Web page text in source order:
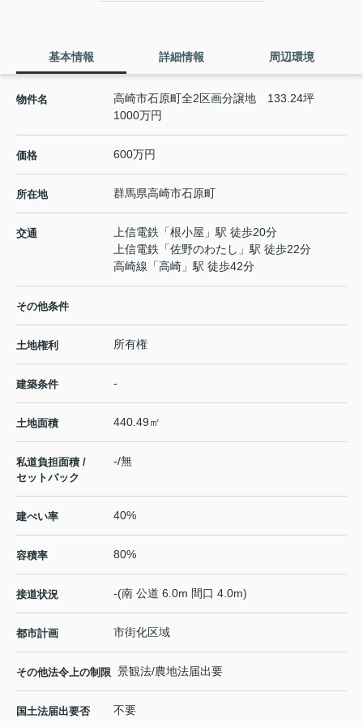
基本情報 詳細情報 周辺環境
物件名
高崎市石原町全2区画分譲地 133.24坪
1000万円
価格 600万円
所在地 群馬県高崎市石原町
交通 上信電鉄 「根小屋 」駅 徒歩20分
上信電鉄 「佐野のわたし 」駅 徒歩22分
高崎線 「高崎 」駅 徒歩42分
その他条件
土地権利 所有権
建築条件 -
土地面積 440.49㎡
私道負担面積 /
セットバック
-/無
建ぺい率 40%
容積率 80%
接道状況 -(南 公道 6.0m 間口 4.0m)
都市計画 市街化区域
その他法令上の制限 景観法/農地法届出要
国土法届出要否 不要